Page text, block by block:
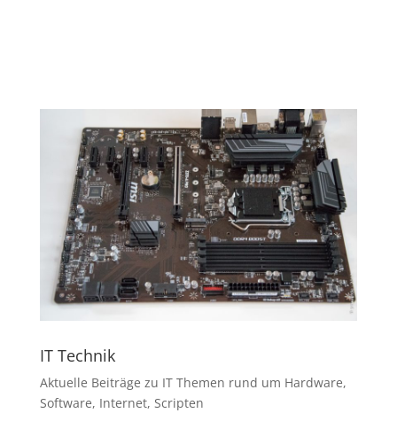
IT Technik
Aktuelle Beiträge zu IT Themen rund um Hardware,
Software, Internet, Scripten